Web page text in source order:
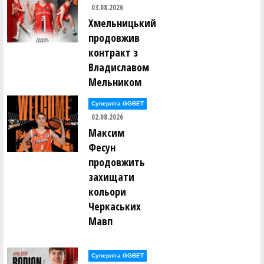
Юлія Ковальчук (ЧЕМПІОН (Гола Пристань))
Анна Крейдіна (КСЛІ-1(Київ))
Катерина Кузіна (ЧЕМПІОН (Гола Пристань))
Ганна Курганська (СДЮCШОР-2 (Полтава))
Марія Кушнір (ЧЕМПІОН (Гола Пристань))
Ольга Лебідь (ПОЛІСЯНОЧКА (Житомир))
Дар`я Левенко (КСЛІ-2 (Київ))
03.08.2026
Хмельницький
продовжив
контракт з
Владиславом
Мельником
Суперліга GGBET
02.08.2026
Максим
Фесун
продовжить
захищати
кольори
Черкаських
Мавп
Суперліга GGBET